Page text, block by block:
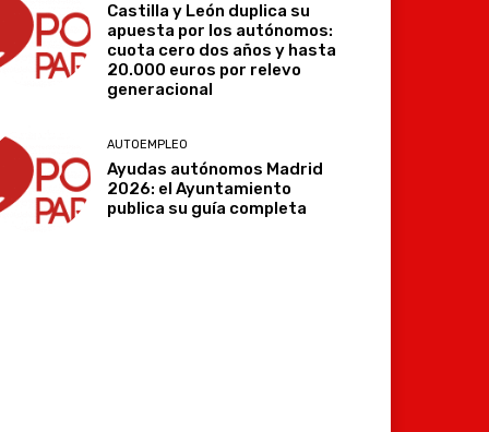
Castilla y León duplica su
apuesta por los autónomos:
cuota cero dos años y hasta
20.000 euros por relevo
generacional
AUTOEMPLEO
Ayudas autónomos Madrid
2026: el Ayuntamiento
publica su guía completa